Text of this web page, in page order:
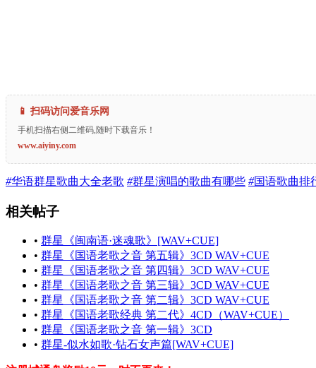
📱 扫码访问爱音乐网
手机扫描右侧二维码,随时下载音乐！
www.aiyiny.com
#华语群星歌曲大全老歌 #群星演唱的歌曲有哪些 #国语歌曲排
相关帖子
• 群星《闽南语·迷魂歌》[WAV+CUE]
• 群星《国语老歌之音 第五辑》3CD WAV+CUE
• 群星《国语老歌之音 第四辑》3CD WAV+CUE
• 群星《国语老歌之音 第三辑》3CD WAV+CUE
• 群星《国语老歌之音 第二辑》3CD WAV+CUE
• 群星《国语老歌经典 第二代》4CD（WAV+CUE）
• 群星《国语老歌之音 第一辑》3CD
• 群星-似水如歌·钻石女声篇[WAV+CUE]